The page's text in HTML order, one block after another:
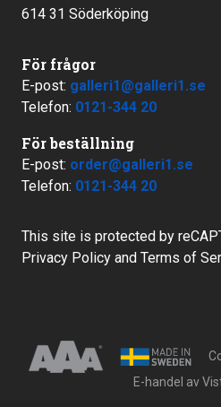
614 31 Söderköping
För frågor
E-post: galleri1@galleri1.se
Telefon: 0121-344 20
För beställning
E-post: order@galleri1.se
Telefon: 0121-344 20
This site is protected by
Privacy Policy and Terms of
E-handel av